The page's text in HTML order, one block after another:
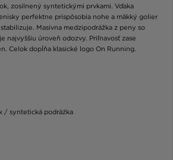
zosilnený syntetickými prvkami. Vďaka
perfektne prispôsobia nohe a mäkký golier
Masívna medzipodrážka z peny so
najvyššiu úroveň odozvy. Priľnavosť zase
Celok dopĺňa klasické logo On Running.
/ syntetická podráźka